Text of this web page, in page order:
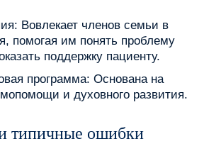
Вовлекает членов семьи в
помогая им понять проблему
поддержку пациенту.
программа: Основана на
и духовного развития.
типичные ошибки